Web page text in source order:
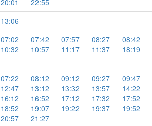
20:01
22:55
13:06
07:02 07:42 07:57 08:27 08:42
10:32
10:57 11:17 11:37 18:19
07:22 08:12 09:12 09:27 09:47
12:47
13:12 13:32 13:57 14:22
16:12
16:52 17:12 17:32 17:52
18:52
19:07 19:22 19:37 19:52
20:57
21:27